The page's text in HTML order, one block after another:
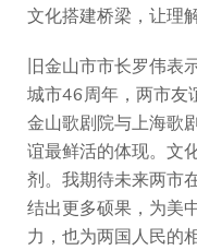
文化搭建桥梁，让理
旧金山市市长罗伟表
城市46周年，两市友
金山歌剧院与上海歌
谊最鲜活的体现。文
剂。我期待未来两市
结出更多硕果，为美
力，也为两国人民的